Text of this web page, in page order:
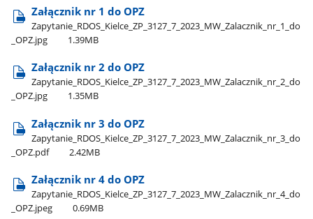
Załącznik nr 1 do OPZ
Zapytanie​_RDOS​_Kielce​_ZP​_3127​_7​_2023​_MW​_Zalacznik​_nr​_1​_do​
_OPZ.jpg
1.39MB
Załącznik nr 2 do OPZ
Zapytanie​_RDOS​_Kielce​_ZP​_3127​_7​_2023​_MW​_Zalacznik​_nr​_2​_do​
_OPZ.jpg
1.35MB
Załącznik nr 3 do OPZ
Zapytanie​_RDOS​_Kielce​_ZP​_3127​_7​_2023​_MW​_Zalacznik​_nr​_3​_do​
_OPZ.pdf
2.42MB
Załącznik nr 4 do OPZ
Zapytanie​_RDOS​_Kielce​_ZP​_3127​_7​_2023​_MW​_Zalacznik​_nr​_4​_do​
_OPZ.jpeg
0.69MB